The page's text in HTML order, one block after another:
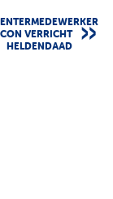
VERRICHT
HELDENDAAD